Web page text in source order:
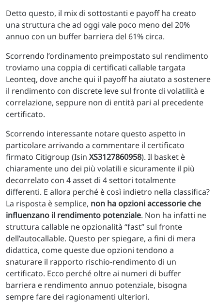
Detto questo, il mix di sottostanti e payoff ha creato
una struttura che ad oggi vale poco meno del 20%
annuo con un buffer barriera del 61% circa.
Scorrendo l’ordinamento preimpostato sul rendimento
troviamo una coppia di certificati callable targata
Leonteq, dove anche qui il payoff ha aiutato a sostenere
il rendimento con discrete leve sul fronte di volatilità e
correlazione, seppure non di entità pari al precedente
certificato.
Scorrendo interessante notare questo aspetto in
particolare arrivando a commentare il certificato
firmato Citigroup (Isin XS3127860958). Il basket è
chiaramente uno dei più volatili e sicuramente il più
decorrelato con 4 asset di 4 settori totalmente
differenti. E allora perché è così indietro nella classifica?
La risposta è semplice, non ha opzioni accessorie che
influenzano il rendimento potenziale. Non ha infatti ne
struttura callable ne opzionalità “fast” sul fronte
dell’autocallable. Questo per spiegare, a fini di mera
didattica, come queste due opzioni tendono a
snaturare il rapporto rischio-rendimento di un
certificato. Ecco perché oltre ai numeri di buffer
barriera e rendimento annuo potenziale, bisogna
sempre fare dei ragionamenti ulteriori.